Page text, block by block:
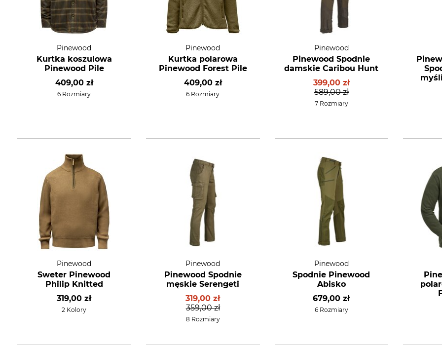
Pinewood
Kurtka koszulowa
Pinewood Pile
409,00 zł
6 Rozmiary
Pinewood
Kurtka polarowa
Pinewood Forest Pile
409,00 zł
6 Rozmiary
Pinewood
Pinewood Spodnie
damskie Caribou Hunt
399,00 zł
589,00 zł
7 Rozmiary
Pinewood
Sweter Pinewood
Philip Knitted
319,00 zł
2 Kolory
Pinewood
Pinewood Spodnie
męskie Serengeti
319,00 zł
359,00 zł
8 Rozmiary
Pinewood
Spodnie Pinewood
Abisko
679,00 zł
6 Rozmiary